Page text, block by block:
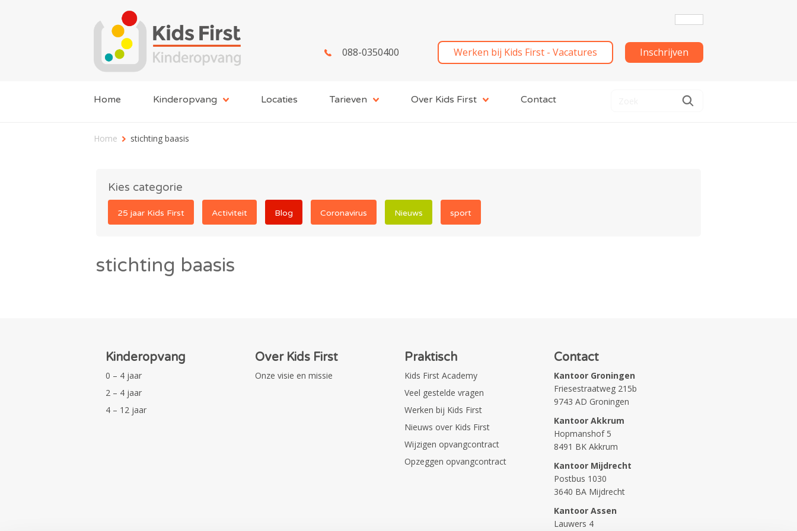
088-0350400 Werken bij Kids First - Vacatures Inschrijven
Home Kinderopvang Locaties Tarieven Over Kids First Contact
Home stichting baasis
Kies categorie
25 jaar Kids First Activiteit Blog Coronavirus Nieuws sport
stichting baasis
Kinderopvang
0 – 4 jaar
2 – 4 jaar
4 – 12 jaar
Over Kids First
Onze visie en missie
Praktisch
Kids First Academy
Veel gestelde vragen
Werken bij Kids First
Nieuws over Kids First
Wijzigen opvangcontract
Opzeggen opvangcontract
Contact
Kantoor Groningen
Friesestraatweg 215b
9743 AD Groningen
Kantoor Akkrum
Hopmanshof 5
8491 BK Akkrum
Kantoor Mijdrecht
Postbus 1030
3640 BA Mijdrecht
Kantoor Assen
Lauwers 4